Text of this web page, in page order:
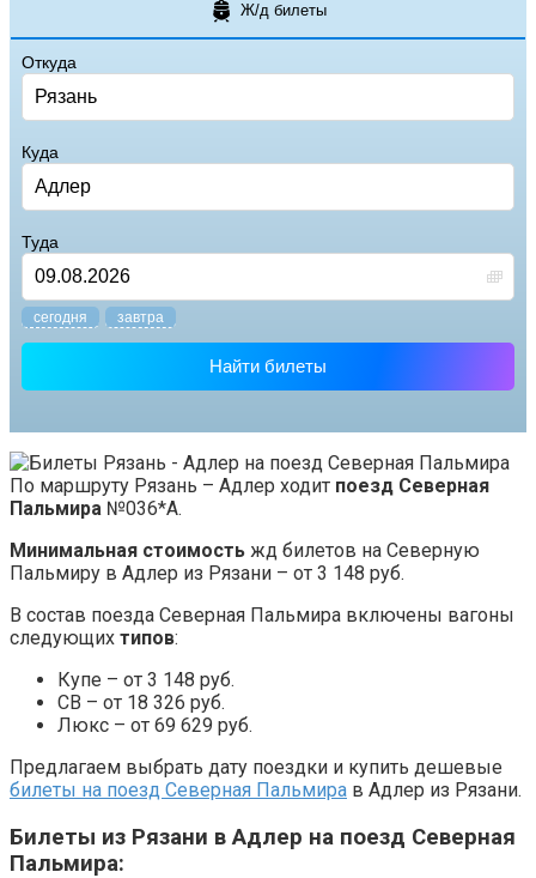
Ж/д билеты
Откуда
Куда
Туда
завтра
cегодня
Найти билеты
По маршруту Рязань – Адлер ходит поезд Северная
Пальмира №036*А.
Минимальная стоимость жд билетов на Северную
Пальмиру в Адлер из Рязани – от 3 148 руб.
В состав поезда Северная Пальмира включены вагоны
следующих типов:
Купе – от 3 148 руб.
СВ – от 18 326 руб.
Люкс – от 69 629 руб.
Предлагаем выбрать дату поездки и купить дешевые
билеты на поезд Северная Пальмира в Адлер из Рязани.
Билеты из Рязани в Адлер на поезд Северная
Пальмира: